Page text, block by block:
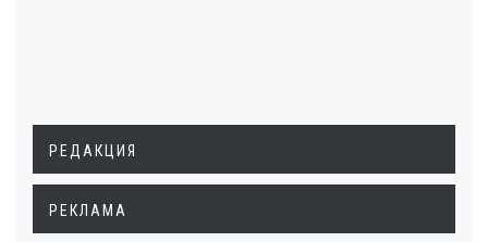
РЕДАКЦИЯ
РЕКЛАМА